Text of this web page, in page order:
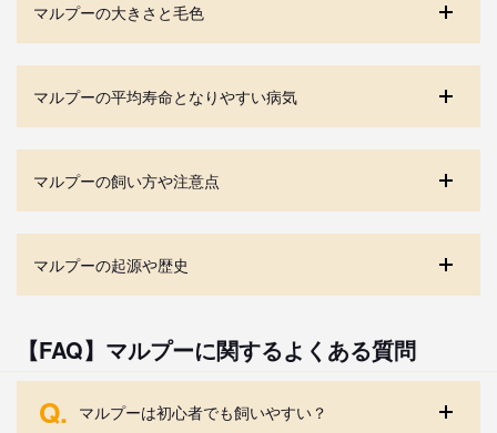
マルプーの大きさと毛色
マルプーの平均寿命となりやすい病気
マルプーの飼い方や注意点
マルプーの起源や歴史
【FAQ】マルプーに関するよくある質問
Q. マルプーは初心者でも飼いやすい？